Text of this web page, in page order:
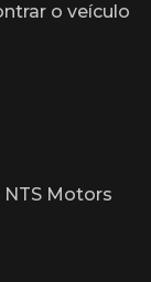
o veículo
Motors